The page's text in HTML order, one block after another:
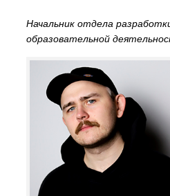
Начальник отдела
образовательной